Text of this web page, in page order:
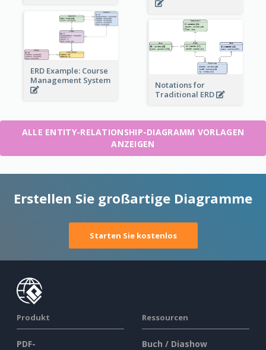
ERD Example: Course
Management System
Notations for
Traditional ERD
ALLE ENTITY-RELATIONSHIP-DIAGRAMM VORLAGEN
ANZEIGEN
Erstellen Sie großartige Diagramme
Starten Sie kostenlos
Produkt
PDF-
Ressourcen
Buch / Diashow